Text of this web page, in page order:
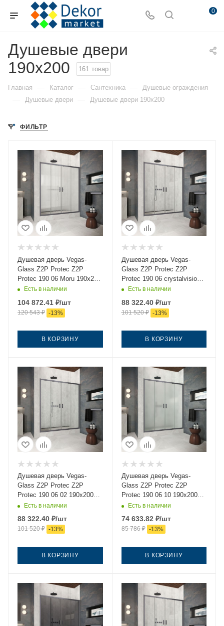
0
Душевые двери
190x200
161 товар
Главная — Каталог — Сантехника — Душевые ограждения
— Душевые двери — Душевые двери 190x200
ФИЛЬТР
Душевая дверь Vegas-
Glass Z2P Protec Z2P
Protec 190 06 Moru 190х200
стекло рифленое профиль
Есть в наличии
104 872.41 ₽/шт
120 543₽ -13%
В КОРЗИНУ
Душевая дверь Vegas-
Glass Z2P Protec Z2P
Protec 190 06 crystalvision
190х200 стекло прозрачное
Есть в наличии
88 322.40₽/шт
101 520₽ -13%
В КОРЗИНУ
Душевая дверь Vegas-
Glass Z2P Protec Z2P
Protec 190 06 02 190х200
стекло рифленое профиль
вороненая сталь
Есть в наличии
88 322.40 ₽/шт
101 520₽ -13%
В КОРЗИНУ
Душевая дверь Vegas-
Glass Z2P Protec Z2P
Protec 190 06 10 190х200
стекло матовое профиль
вороненая сталь
Есть в наличии
74 633.82 ₽/шт
85 786₽ -13%
В КОРЗИНУ